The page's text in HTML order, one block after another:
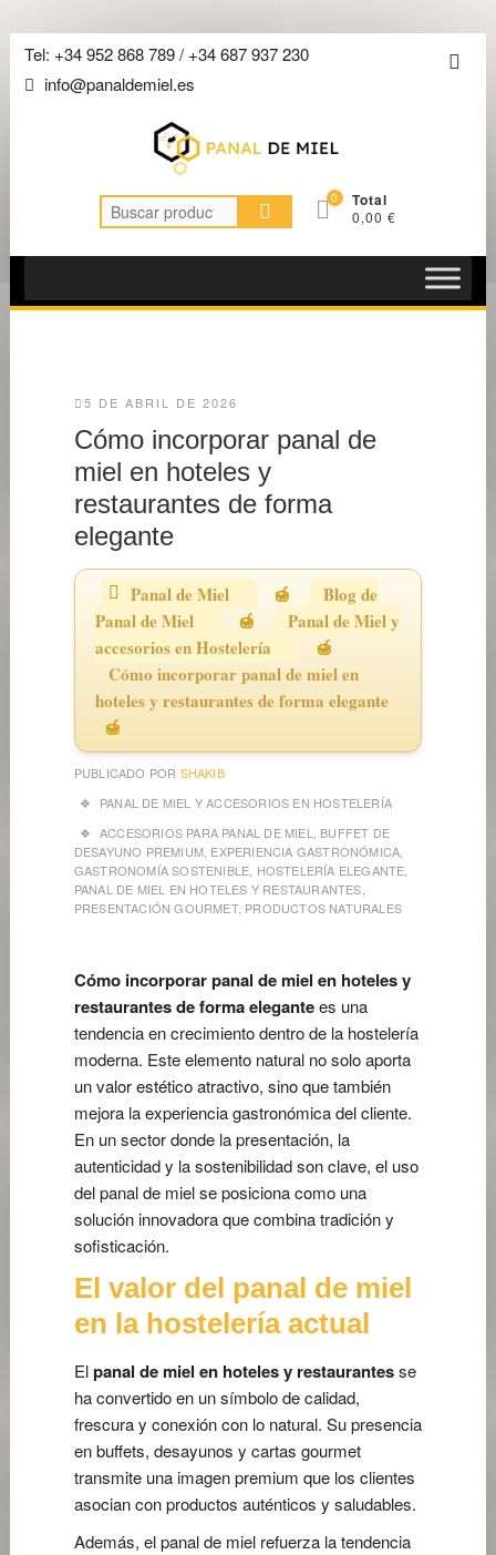
Saltar
contenido
Tel: +34 952 868 789 / +34 687 937 230
info@panaldemiel.es
Buscar
por:
0 Total
0,00 €
5 DE ABRIL DE 2026
Cómo incorporar panal de
miel en hoteles y
restaurantes de forma
elegante
Panal de Miel
Blog de
Panal de Miel
Panal de Miel y
accesorios en Hostelería
Cómo incorporar panal de miel en
hoteles y restaurantes de forma elegante
PUBLICADO POR SHAKIB
PANAL DE MIEL Y ACCESORIOS EN HOSTELERÍA
ACCESORIOS PARA PANAL DE MIEL
BUFFET DE
DESAYUNO PREMIUM EXPERIENCIA GASTRONÓMICA
GASTRONOMÍA SOSTENIBLE HOSTELERÍA ELEGANTE
PANAL DE MIEL EN HOTELES Y RESTAURANTES
PRESENTACIÓN GOURMET, PRODUCTOS NATURALES
Cómo incorporar panal de miel en hoteles y
restaurantes de forma elegantees una
tendencia en crecimiento dentro de la hostelería
moderna. Este elemento natural no solo aporta
un valor estético atractivo, sino que también
mejora la experiencia gastronómica del cliente.
En un sector donde la presentación, la
autenticidad y la sostenibilidad son clave, el uso
del panal de miel se posiciona como una
solución innovadora que combina tradición y
sofisticación.
El valor del panal de miel
en la hostelería actual
Elpanal de miel en hoteles y restaurantesse
ha convertido en un símbolo de calidad,
frescura y conexión con lo natural. Su presencia
en buffets, desayunos y cartas gourmet
transmite una imagen premium que los clientes
asocian con productos auténticos y saludables.
Además, el panal de miel refuerza la tendencia